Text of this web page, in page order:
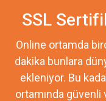
SSL
Online ortamda
dakika bunlara
ekleniyor. Bu
ortamında